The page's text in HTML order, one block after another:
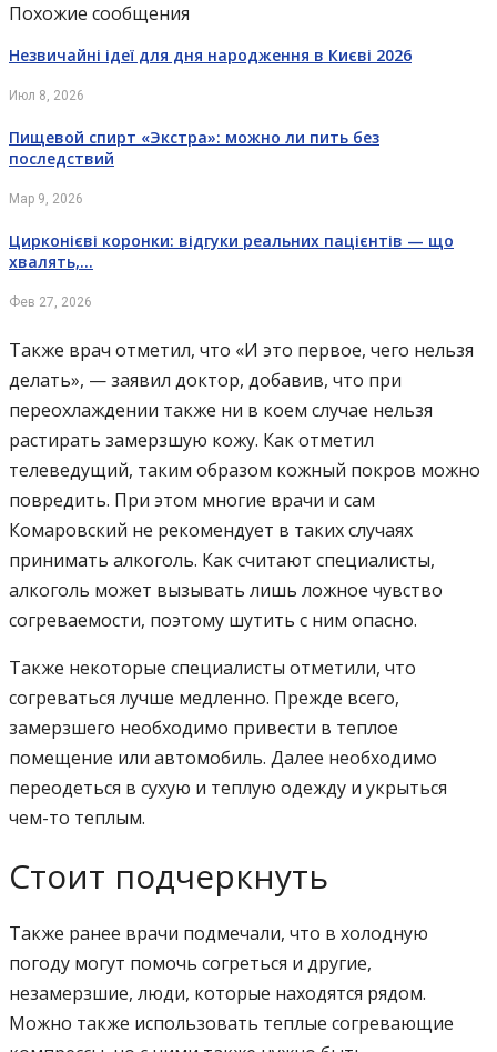
Похожие сообщения
Незвичайні ідеї для дня народження в Києві 2026
Июл 8, 2026
Пищевой спирт «Экстра»: можно ли пить без
последствий
Мар 9, 2026
Цирконієві коронки: відгуки реальних пацієнтів — що
хвалять,…
Фев 27, 2026
Также врач отметил, что «И это первое, чего нельзя
делать», — заявил доктор, добавив, что при
переохлаждении также ни в коем случае нельзя
растирать замерзшую кожу. Как отметил
телеведущий, таким образом кожный покров можно
повредить. При этом многие врачи и сам
Комаровский не рекомендует в таких случаях
принимать алкоголь. Как считают специалисты,
алкоголь может вызывать лишь ложное чувство
согреваемости, поэтому шутить с ним опасно.
Также некоторые специалисты отметили, что
согреваться лучше медленно. Прежде всего,
замерзшего необходимо привести в теплое
помещение или автомобиль. Далее необходимо
переодеться в сухую и теплую одежду и укрыться
чем-то теплым.
Стоит подчеркнуть
Также ранее врачи подмечали, что в холодную
погоду могут помочь согреться и другие,
незамерзшие, люди, которые находятся рядом.
Можно также использовать теплые согревающие